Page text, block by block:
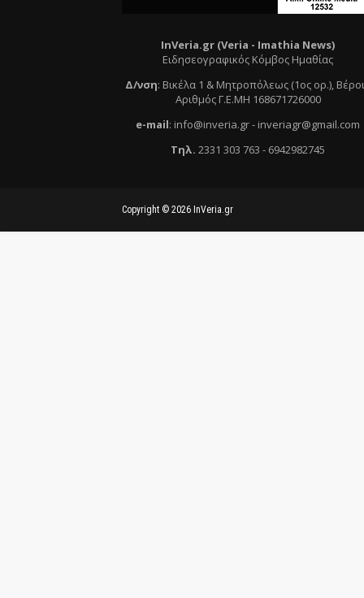
InVeria.gr (Veria - Ιmathia News)
Ειδησεογραφικός Κόμβος Ημαθίας
Δ/νση: Βικέλα 1 & Μητροπόλεως (1ος ορ.),
Αριθμός Γ.Ε.ΜΗ 168671726000
e-mail: info@inveria.gr- inveriagr@gmail.com
Τηλ. 2331 303 763 - 6942982745
Copyright © 2026 InVeria.gr